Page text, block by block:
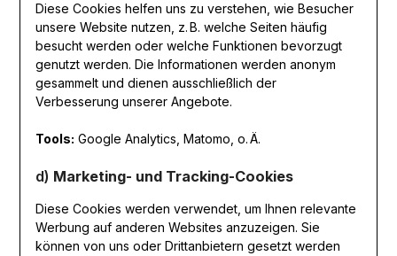
Diese Cookies helfen uns zu verstehen, wie Besucher
unsere Website nutzen, z. B. welche Seiten häufig
besucht werden oder welche Funktionen bevorzugt
genutzt werden. Die Informationen werden anonym
gesammelt und dienen ausschließlich der
Verbesserung unserer Angebote.
Tools: Google Analytics, Matomo, o. Ä.
d) Marketing- und Tracking-Cookies
Diese Cookies werden verwendet, um Ihnen relevante
Werbung auf anderen Websites anzuzeigen. Sie
können von uns oder Drittanbietern gesetzt werden